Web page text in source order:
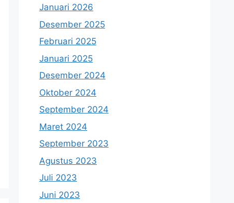
Januari 2026
Desember 2025
Februari 2025
Januari 2025
Desember 2024
Oktober 2024
September 2024
Maret 2024
September 2023
Agustus 2023
Juli 2023
Juni 2023